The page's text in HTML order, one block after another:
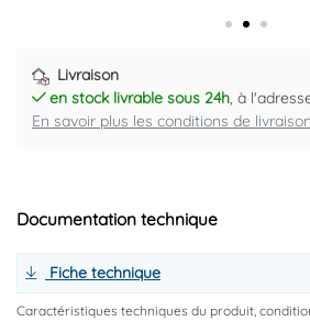
Livraison
en stock livrable sous 24h, à
En savoir plus les conditions de livraison
Documentation technique
Fiche technique
Caractéristiques techniques du produit,